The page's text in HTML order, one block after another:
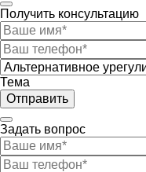
Получить консультацию
Тема
Отправить
Задать вопрос